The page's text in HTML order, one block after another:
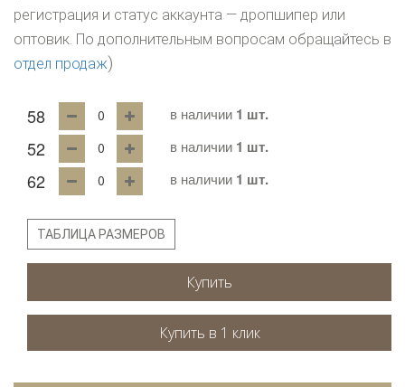
регистрация и статус аккаунта — дропшипер или
оптовик. По дополнительным вопросам обращайтесь в
отдел продаж)
58 в наличии 1 шт.
52 в наличии 1 шт.
62 в наличии 1 шт.
ТАБЛИЦА РАЗМЕРОВ
Купить